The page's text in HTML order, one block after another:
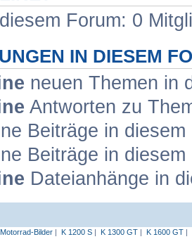
Forum: 0
IN DIESEM
neuen Themen in
Antworten zu
Beiträge in
Beiträge in
Dateianhänge in
Bilder| K 1200 S| K 1300 GT| K 1600 GT|